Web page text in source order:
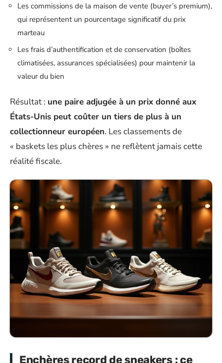
Les commissions de la maison de vente (buyer’s premium),
qui représentent un pourcentage significatif du prix
marteau
Les frais d’authentification et de conservation (boîtes
climatisées, assurances spécialisées) pour maintenir la
valeur du bien
Résultat : une paire adjugée à un prix donné aux
États-Unis peut coûter un tiers de plus à un
collectionneur européen. Les classements de
« baskets les plus chères » ne reflètent jamais cette
réalité fiscale.
Enchères record de sneakers : ce